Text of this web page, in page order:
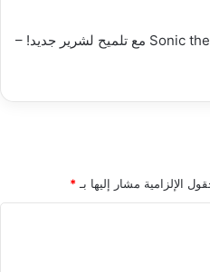
انتهاء تصوير فيلم Sonic the Hedgehog 4 مع تلميح لشرير جديد! –
الإلزامية مشار إليها بـ *